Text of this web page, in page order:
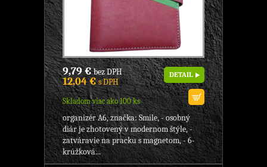
9,79 €bez DPH
12,04 €s DPH
Skladom viac ako 100 ks
DETAIL
organizér A6, značka: Smile, - osobný
diár je zhotovený v modernom štýle, -
zatváravie na pracku s magnetom, - 6-
krúžková...